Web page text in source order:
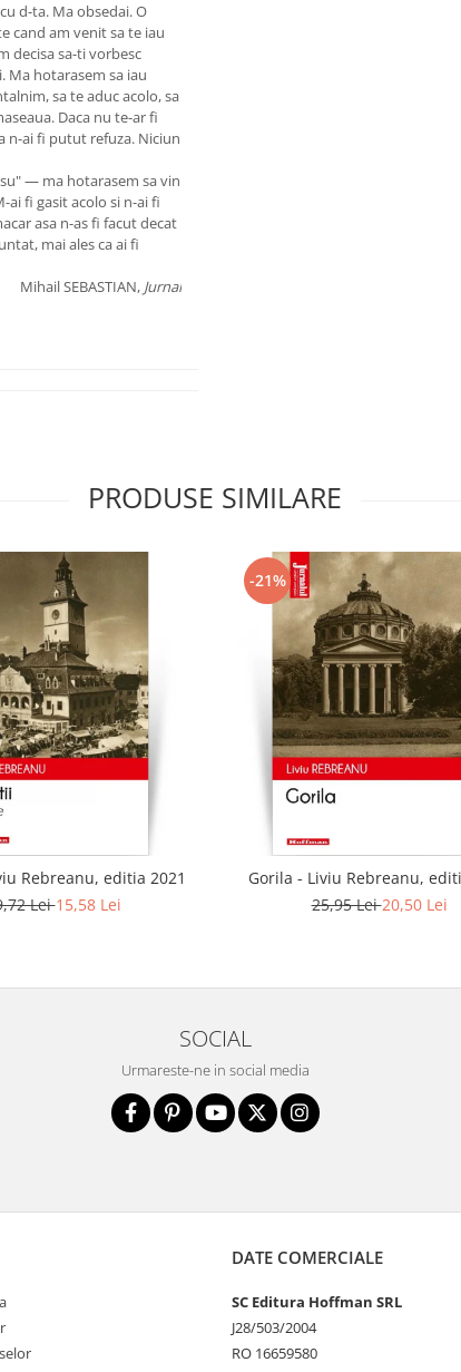
d-ta. Ma obsedai. O
cand am venit sa te iau
decisa sa-ti vorbesc
Ma hotarasem sa iau
sa te aduc acolo, sa
Daca nu te-ar fi
n-ai fi putut refuza. Niciun
— ma hotarasem sa vin
ai fi gasit acolo si n-ai fi
asa n-as fi facut decat
mai ales ca ai fi
Mihail SEBASTIAN, Jurnal
PRODUSE SIMILARE
Rebreanu, editia 2021
Lei15,58 Lei
-21%
Gorila - Liviu Rebreanu,
25,95 Lei20,50 Lei
SOCIAL
Urmareste-ne in social media
DATE COMERCIALE
SC Editura Hoffman SRL
J28/503/2004
RO 16659580